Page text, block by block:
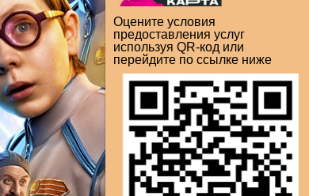
Оцените условия
предоставления услуг
используя QR-код или
перейдите по ссылке ниже